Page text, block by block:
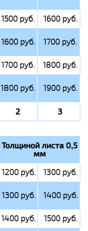
1500 руб.
1600 руб.
1600 руб. 1700 руб.
1700 руб.
1800 руб.
1800 руб. 1900 руб.
2 3
Толщиной листа 0,5
мм
1200 руб.
1300 руб.
1300 руб. 1400 руб.
1400 руб.
1500 руб.